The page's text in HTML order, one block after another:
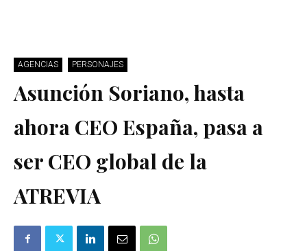
AGENCIAS PERSONAJES
Asunción Soriano, hasta
ahora CEO España, pasa a
ser CEO global de la
ATREVIA